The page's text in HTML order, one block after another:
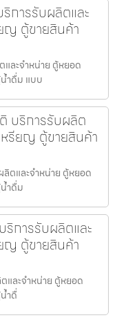
การรับผลิตและ
ญ ตู้ขายสินค้า
ละจำหน่าย ตู้หยอด
ำดื่ม แบบ
บริการรับผลิต
รียญ ตู้ขายสินค้า
ตและจำหน่าย ตู้หยอด
ำดื่ม
การรับผลิตและ
ญ ตู้ขายสินค้า
ละจำหน่าย ตู้หยอด
ำดื่